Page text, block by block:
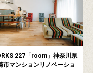
227「room」神奈川県
市マンションリノベーショ